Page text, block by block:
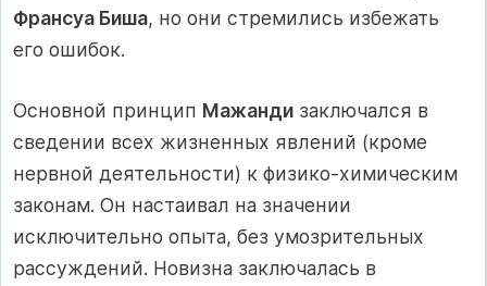
Франсуа Биша, но они стремились избежать
его ошибок.
Основной принцип Мажанди заключался в
сведении всех жизненных явлений (кроме
нервной деятельности) к физико-химическим
законам. Он настаивал на значении
исключительно опыта, без умозрительных
рассуждений. Новизна заключалась в